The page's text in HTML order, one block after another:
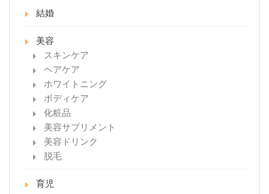
結婚
美容
スキンケア
ヘアケア
ホワイトニング
ボディケア
化粧品
美容サプリメント
美容ドリンク
脱毛
育児